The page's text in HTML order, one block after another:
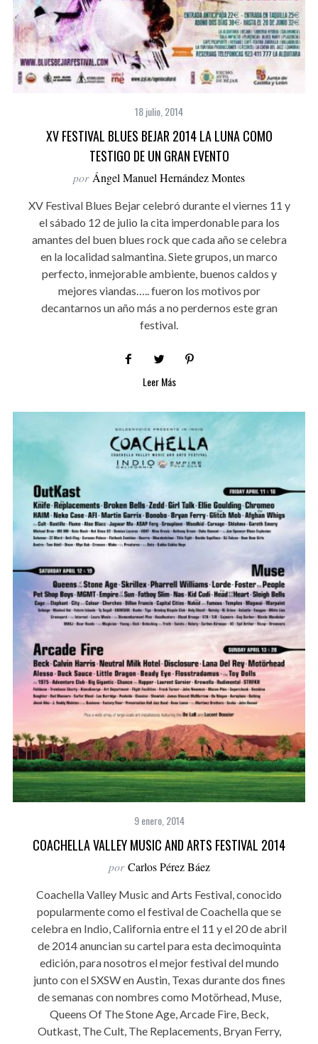
18 julio, 2014
XV FESTIVAL BLUES BEJAR 2014 LA LUNA COMO
TESTIGO DE UN GRAN EVENTO
por Ángel Manuel Hernández Montes
XV Festival Blues Bejar celebró durante el viernes 11 y
el sábado 12 de julio la cita imperdonable para los
amantes del buen blues rock que cada año se celebra
en la localidad salmantina. Siete grupos, un marco
perfecto, inmejorable ambiente, buenos caldos y
mejores viandas….. fueron los motivos por
decantarnos un año más a no perdernos este gran
festival.
Leer Más
9 enero, 2014
COACHELLA VALLEY MUSIC AND ARTS FESTIVAL 2014
por Carlos Pérez Báez
Coachella Valley Music and Arts Festival, conocido
popularmente como el festival de Coachella que se
celebra en Indio, California entre el 11 y el 20 de abril
de 2014 anuncian su cartel para esta decimoquinta
edición, para nosotros el mejor festival del mundo
junto con el SXSW en Austin, Texas durante dos fines
de semanas con nombres como Motörhead, Muse,
Queens Of The Stone Age, Arcade Fire, Beck,
Outkast, The Cult, The Replacements, Bryan Ferry,